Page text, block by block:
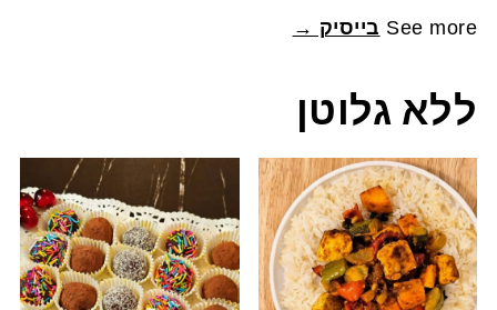
See more בייסיק →
ללא גלוטן